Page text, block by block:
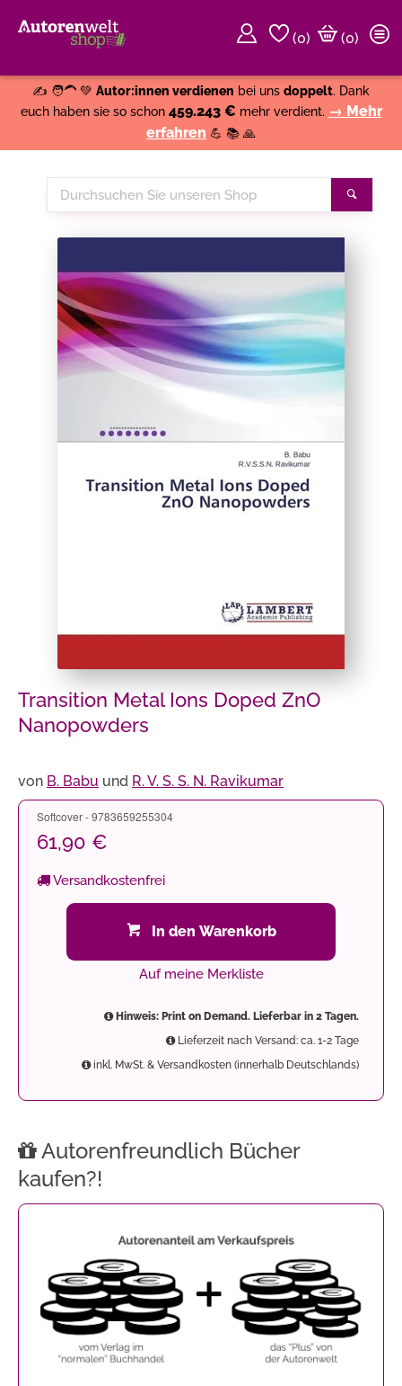
(0)
(0)
✍️ 🧑‍🦱 💚 Autor:innen verdienen bei uns doppelt. Dank
euch haben sie so schon 459.243 € mehr verdient. → Mehr
erfahren 💪 📚 🙏
Durchsuchen
Sie
Transition Metal Ions Doped ZnO
Nanopowders
von B. Babu und R. V. S. S. N. Ravikumar
Softcover - 9783659255304
61,90 €
Versandkostenfrei
In den Warenkorb
Auf meine Merkliste
Hinweis: Print on Demand. Lieferbar in 2 Tagen.
Lieferzeit nach Versand: ca. 1-2 Tage
inkl. MwSt. & Versandkosten (innerhalb Deutschlands)
Autorenfreundlich Bücher
kaufen?!